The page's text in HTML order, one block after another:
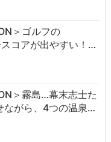
＞ゴルフの
コアが出やすい！…
＞霧島…幕末志士た
ながら、4つの温泉…